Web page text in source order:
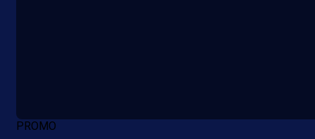
PROMO